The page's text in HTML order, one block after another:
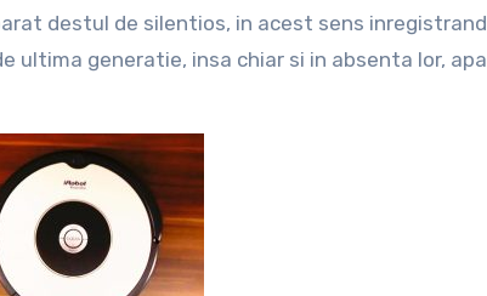
destul de silentios, in acest sens
ultima generatie, insa chiar si in absenta lor,